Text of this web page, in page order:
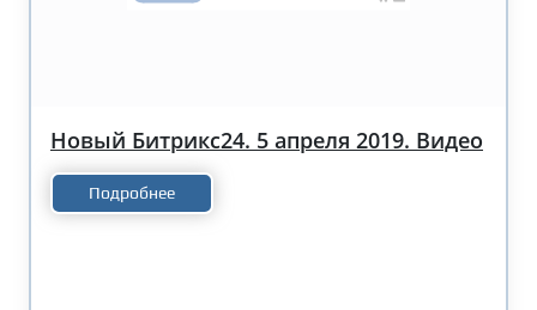
Новый Битрикс24. 5 апреля 2019. Видео
Подробнее